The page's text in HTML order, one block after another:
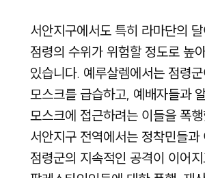
서안지구에서도 특히 라마단의
점령의 수위가 위험할 정도로 높
있습니다. 예루살렘에서는 점령
모스크를 급습하고, 예배자들과
모스크에 접근하려는 이들을 폭
서안지구 전역에서는 정착민들과
점령군의 지속적인 공격이 이어